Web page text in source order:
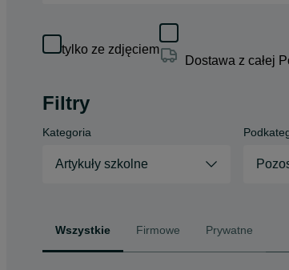
tylko ze zdjęciem
Dostawa z całej
Filtry
Kategoria
Artykuły szkolne
Wszystkie Firmowe Prywatne